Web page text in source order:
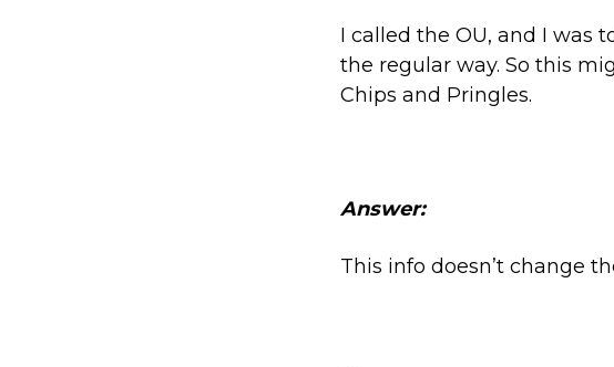
I called the OU, and I was
the regular way. So this
Chips and Pringles.
Answer:
This info doesn’t change